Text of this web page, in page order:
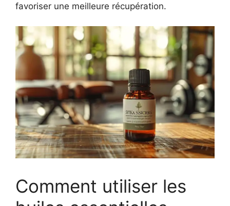
favoriser une meilleure récupération.
Comment utiliser les